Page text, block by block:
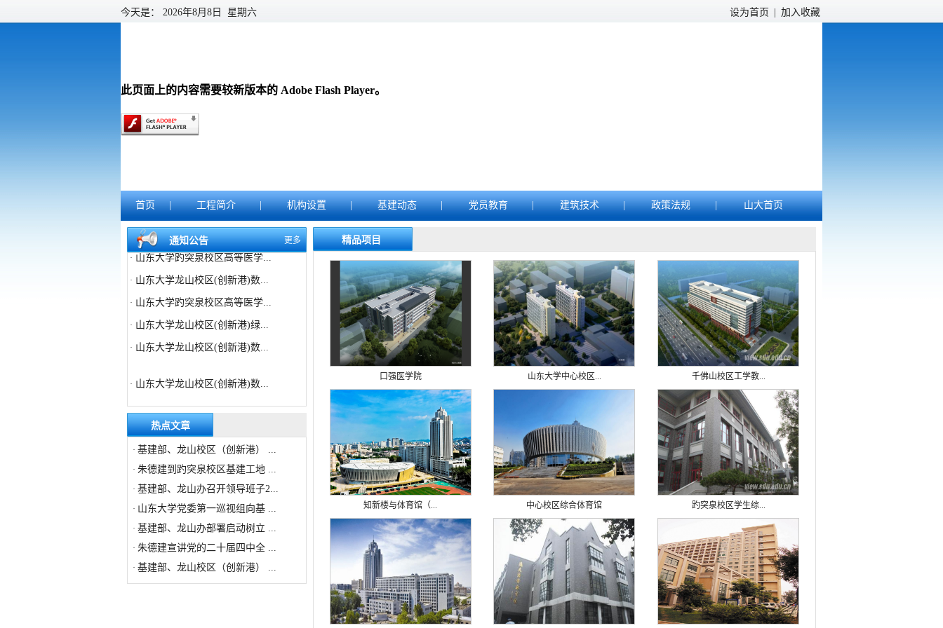
今天是： 2026年8月8日 星期六 设为首页 加入收藏
此页面上的内容需要较新版本的 Adobe Flash Player。
首页 | 工程简介 | 机构设置 | 基建动态 | 党员教育 | 建筑技术 | 政策法规 | 山大首页
通知公告 更多
· 山东大学龙山校区(创新港)数...
· 山东大学趵突泉校区高等医学...
山东大学龙山校区(创新港)数...
山东大学趵突泉校区高等医学...
山东大学龙山校区(创新港)绿...
山东大学龙山校区(创新港)数...
山东大学龙山校区(创新港)数...
· 山东大学龙山校区(创新港)数...
山东大学趵突泉校区高等医学...
山东大学龙山校区(创新港)绿...
山东大学龙山校区(创新港)数...
热点文章
· 基建部、龙山校区（创新港） ...
· 朱德建到趵突泉校区基建工地 ...
· 基建部、龙山办召开领导班子2...
· 山东大学党委第一巡视组向基 ...
· 基建部、龙山办部署启动树立 ...
· 朱德建宣讲党的二十届四中全 ...
· 基建部、龙山校区（创新港） ...
精品项目
口强医学院 山东大学中心校区... 千佛山校区工学教...
知新楼与体育馆（... 中心校区综合体育馆 趵突泉校区学生综...